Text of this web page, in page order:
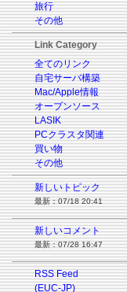
旅行
その他
Link Category
全てのリンク
自宅サーバ構築
Mac/Apple情報
オープンソース
LASIK
PCクラスタ関連
買い物
その他
新しいトピック
最新：07/18 20:41
新しいコメント
最新：07/28 16:47
RSS Feed
(EUC-JP)